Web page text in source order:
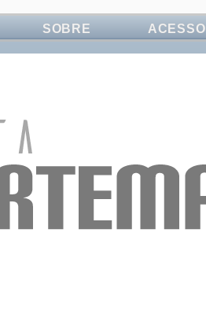
SOBRE ACESSO